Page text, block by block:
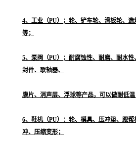
4、工业（PU）；轮、铲车轮、滑板轮、
等；
5、泵阀（PU）；耐腐蚀性、耐磨、耐水
封件、联轴器、
膜片、消声层、浮球等产品，可以做耐低温
6、鞋机（PU）：轮、模具、压冲垫、跟
冲、压缩变形；